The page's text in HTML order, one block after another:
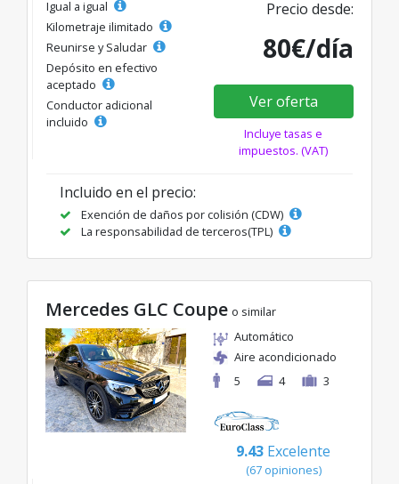
Igual a igual
Kilometraje ilimitado
Reunirse y Saludar
Depósito en efectivo
aceptado
Conductor adicional
incluido
Precio desde:
80€/día
Ver oferta
Incluye tasas e
impuestos. (VAT)
Incluido en el precio:
Exención de daños por colisión (CDW)
La responsabilidad de terceros(TPL)
Mercedes GLC Coupe o similar
Automático
Aire acondicionado
5
4 3
9.43 Excelente
(67 opiniones)